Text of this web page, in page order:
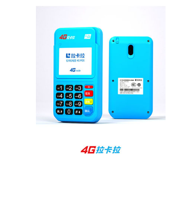
孙女士
收到用了还可以，朋友推荐用的，她之前用了竟
然给提额了，希望我也能提呃，客服还和我说了
很多提额小技巧希望有用吧。
杨先生